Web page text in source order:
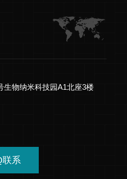
生物纳米科技园A1北座3楼
联系